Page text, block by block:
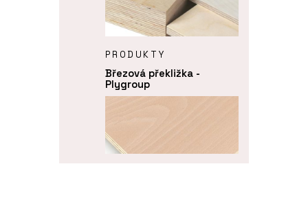
PRODUKTY
Březová překližka -
Plygroup